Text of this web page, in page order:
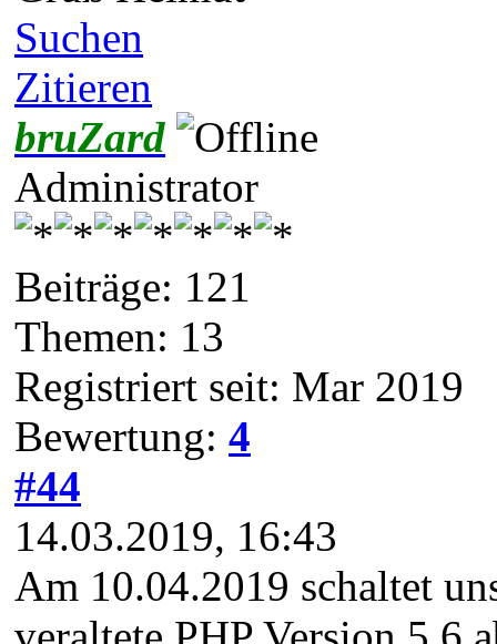
Suchen
Zitieren
bruZard
Administrator
Beiträge: 121
Themen: 13
Registriert seit: Mar 2019
Bewertung: 4
#44
14.03.2019, 16:43
Am 10.04.2019 schaltet